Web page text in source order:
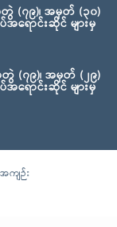
(၇၉)၊ အမှတ် (၃၀)
ရောင်းဆိုင် များမှ
(၇၉)၊ အမှတ် (၂၉)
ရောင်းဆိုင် များမှ
ကျဉ်း